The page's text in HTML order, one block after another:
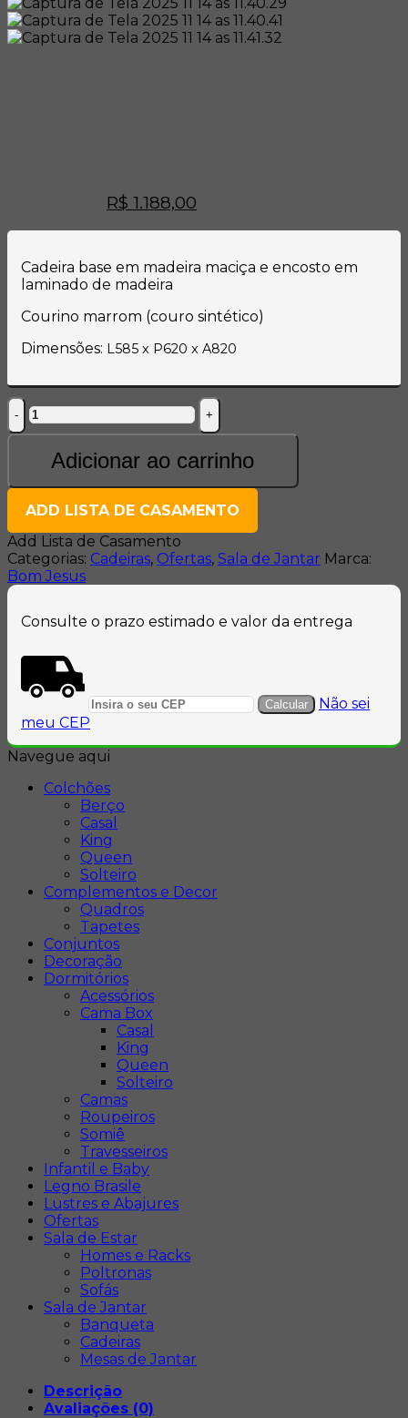
O
era:
R$ 1.990,00.
R$ 1.188,00
é:
Cadeira base em madeira maciça e encosto em
laminado de madeira
Courino marrom (couro sintético)
Dimensões: L585 x P620 x A820
Cadeira
Luiza
Madeira
Maciça
Encosto
laminado
Courino
quantidade
Adicionar ao carrinho
ADD LISTA DE CASAMENTO
Add Lista de Casamento
Categorias: Cadeiras, Ofertas, Sala de Jantar Marca:
Bom Jesus
Consulte o prazo estimado e valor da entrega
Não sei
meu CEP
Navegue aqui
Colchões
Berço
Casal
King
Queen
Solteiro
Complementos e Decor
Quadros
Tapetes
Conjuntos
Decoração
Dormitórios
Acessórios
Cama Box
Casal
King
Queen
Solteiro
Camas
Roupeiros
Somiê
Travesseiros
Infantil e Baby
Legno Brasile
Lustres e Abajures
Ofertas
Sala de Estar
Homes e Racks
Poltronas
Sofás
Sala de Jantar
Banqueta
Cadeiras
Mesas de Jantar
Descrição
Avaliações (0)